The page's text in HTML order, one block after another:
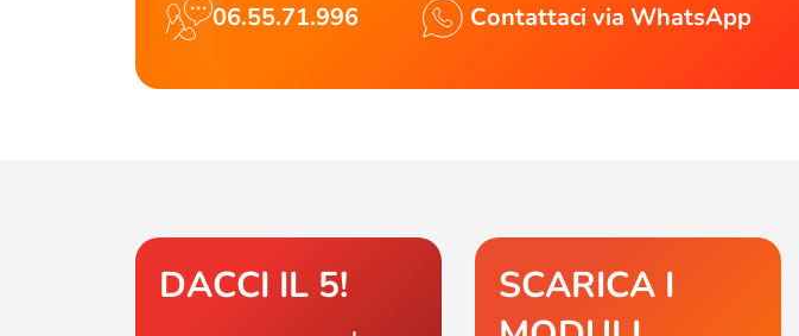
06.55.71.996 Contattaci via WhatsApp
DACCI IL 5!
SCARICA I